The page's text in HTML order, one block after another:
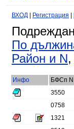
ВХОД Регистрация
По
Район и N,
Инфо БФСп N
3550
0758
1321